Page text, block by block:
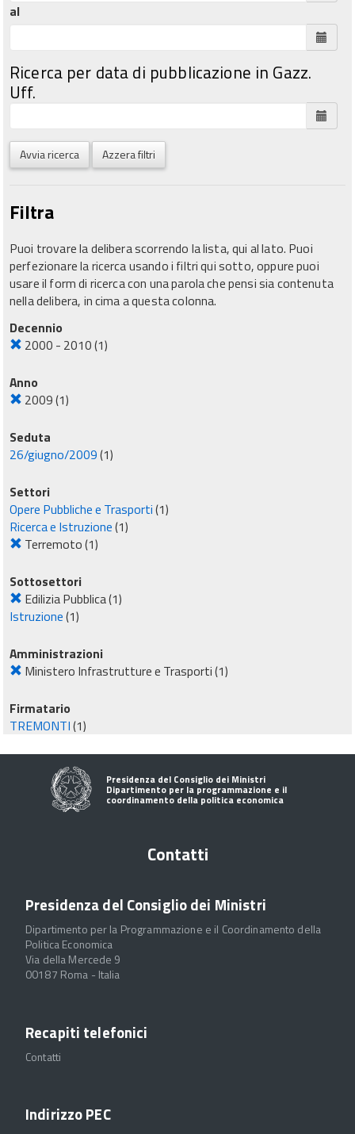
al
Ricerca per data di pubblicazione in Gazz.
Uff.
Avvia ricerca Azzera filtri
Filtra
Puoi trovare la delibera scorrendo la lista, qui al lato. Puoi
perfezionare la ricerca usando i filtri qui sotto, oppure puoi
usare il form di ricerca con una parola che pensi sia contenuta
nella delibera, in cima a questa colonna.
Decennio
2000 - 2010(1)
Anno
2009(1)
Seduta
26/giugno/2009(1)
Settori
Opere Pubbliche e Trasporti(1)
Ricerca e Istruzione(1)
Terremoto(1)
Sottosettori
Edilizia Pubblica(1)
Istruzione(1)
Amministrazioni
Ministero Infrastrutture e Trasporti(1)
Firmatario
TREMONTI(1)
Presidenza del Consiglio dei Ministri
Dipartimento per la programmazione e il
coordinamento della politica economica
Contatti
Presidenza del Consiglio dei Ministri
Dipartimento per la Programmazione e il Coordinamento della
Politica Economica
Via della Mercede 9
00187 Roma - Italia
Recapiti telefonici
Contatti
Indirizzo PEC